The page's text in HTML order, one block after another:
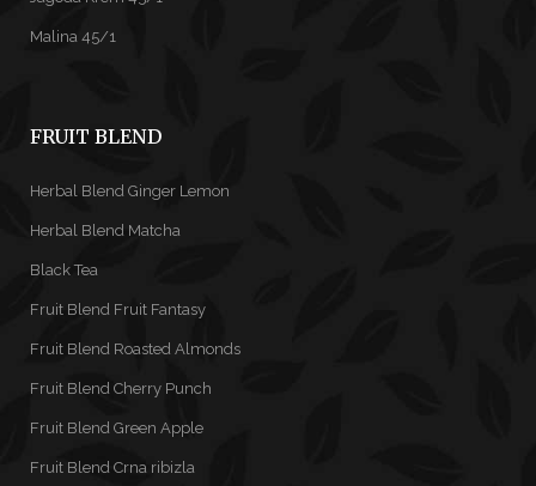
Malina 45/1
FRUIT BLEND
Herbal Blend Ginger Lemon
Herbal Blend Matcha
Black Tea
Fruit Blend Fruit Fantasy
Fruit Blend Roasted Almonds
Fruit Blend Cherry Punch
Fruit Blend Green Apple
Fruit Blend Crna ribizla